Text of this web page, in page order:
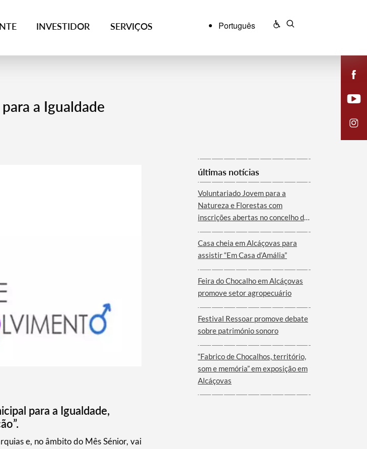
INVESTIDOR SERVIÇOS Português
a Igualdade
para a Igualdade,
e, no âmbito do Mês Sénior, vai
últimas notícias
Voluntariado Jovem para a
Natureza e Florestas com
inscrições abertas no concelho de
Casa cheia em Alcáçovas para
assistir “Em Casa d’Amália”
Feira do Chocalho em Alcáçovas
promove setor agropecuário
Festival Ressoar promove debate
sobre património sonoro
“Fabrico de Chocalhos, território,
som e memória” em exposição em
Alcáçovas